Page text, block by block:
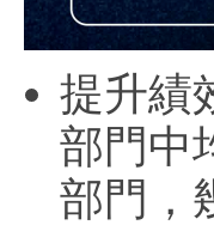
提升績
部門中
部門，